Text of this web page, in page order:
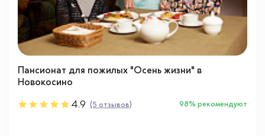
Пансионат для пожилых "Осень жизни" в
Новокосино
4.9 (5 отзывов) 98% рекомендуют